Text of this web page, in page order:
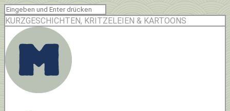
KURZGESCHICHTEN, KRITZELEIEN & KARTOONS